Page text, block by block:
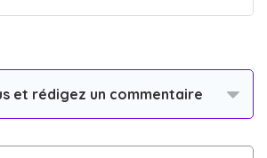
et rédigez un commentaire